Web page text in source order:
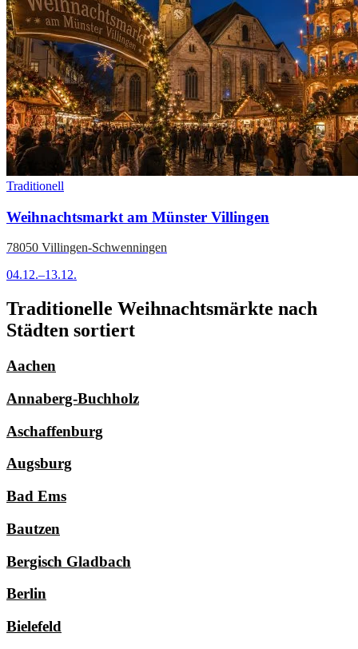
Traditionell
Weihnachtsmarkt am Münster Villingen
78050 Villingen-Schwenningen
04.12.–13.12.
Traditionelle Weihnachtsmärkte nach
Städten sortiert
Aachen
Annaberg-Buchholz
Aschaffenburg
Augsburg
Bad Ems
Bautzen
Bergisch Gladbach
Berlin
Bielefeld